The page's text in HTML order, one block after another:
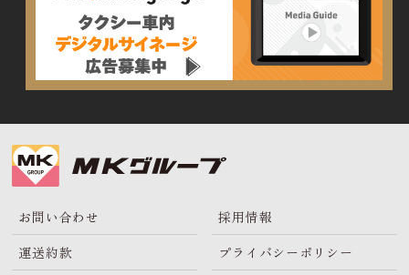
お問い合わせ
採用情報
運送約款
プライバシーポリシー